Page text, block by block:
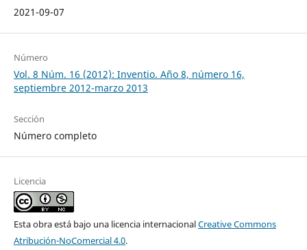
2021-09-07
Número
Vol. 8 Núm. 16 (2012): Inventio. Año 8, número 16,
septiembre 2012-marzo 2013
Sección
Número completo
Licencia
Esta obra está bajo una licencia internacionalCreative Commons
Atribución-NoComercial 4.0.